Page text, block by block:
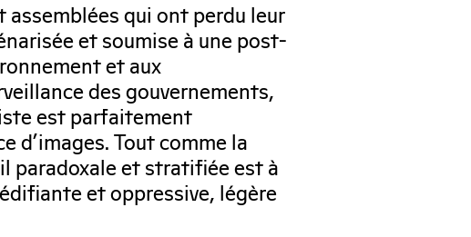
qui ont perdu leur
et soumise à une post-
et aux
des gouvernements,
est parfaitement
d’images. Tout comme la
paradoxale et stratifiée est à
et oppressive, légère